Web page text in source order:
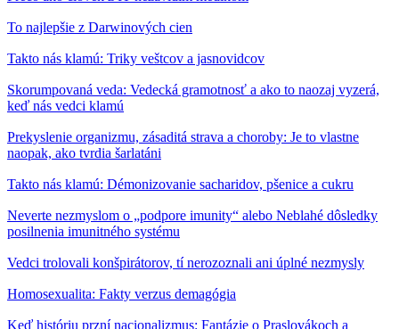
To najlepšie z Darwinových cien
Takto nás klamú: Triky veštcov a jasnovidcov
Skorumpovaná veda: Vedecká gramotnosť a ako to naozaj vyzerá,
keď nás vedci klamú
Prekyslenie organizmu, zásaditá strava a choroby: Je to vlastne
naopak, ako tvrdia šarlatáni
Takto nás klamú: Démonizovanie sacharidov, pšenice a cukru
Neverte nezmyslom o „podpore imunity“ alebo Neblahé dôsledky
posilnenia imunitného systému
Vedci trolovali konšpirátorov, tí nerozoznali ani úplné nezmysly
Homosexualita: Fakty verzus demagógia
Keď históriu przní nacionalizmus: Fantázie o Praslovákoch a